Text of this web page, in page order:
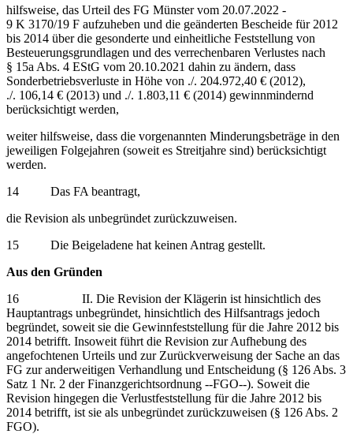
hilfsweise, das Urteil des FG Münster vom 20.07.2022 -
9 K 3170/19 F aufzuheben und die geänderten Bescheide für 2012
bis 2014 über die gesonderte und einheitliche Feststellung von
Besteuerungsgrundlagen und des verrechenbaren Verlustes nach
§ 15a Abs. 4 EStG vom 20.10.2021 dahin zu ändern, dass
Sonderbetriebsverluste in Höhe von ./. 204.972,40 € (2012),
./. 106,14 € (2013) und ./. 1.803,11 € (2014) gewinnmindernd
berücksichtigt werden,
weiter hilfsweise, dass die vorgenannten Minderungsbeträge in den
jeweiligen Folgejahren (soweit es Streitjahre sind) berücksichtigt
werden.
14 Das FA beantragt,
die Revision als unbegründet zurückzuweisen.
15 Die Beigeladene hat keinen Antrag gestellt.
Aus den Gründen
16 II. Die Revision der Klägerin ist hinsichtlich des
Hauptantrags unbegründet, hinsichtlich des Hilfsantrags jedoch
begründet, soweit sie die Gewinnfeststellung für die Jahre 2012 bis
2014 betrifft. Insoweit führt die Revision zur Aufhebung des
angefochtenen Urteils und zur Zurückverweisung der Sache an das
FG zur anderweitigen Verhandlung und Entscheidung (§ 126 Abs. 3
Satz 1 Nr. 2 der Finanzgerichtsordnung ‑‑FGO‑‑). Soweit die
Revision hingegen die Verlustfeststellung für die Jahre 2012 bis
2014 betrifft, ist sie als unbegründet zurückzuweisen (§ 126 Abs. 2
FGO).